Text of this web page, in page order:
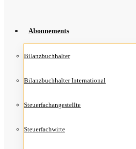
Abon­ne­ments
Bilanz­buch­hal­ter
Bilanz­buch­hal­ter International
Steu­er­fach­an­ge­stell­te
Steu­er­fach­wir­te